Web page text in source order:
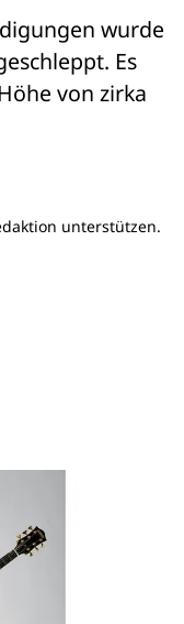
wurde
Es
von zirka
unterstützen.